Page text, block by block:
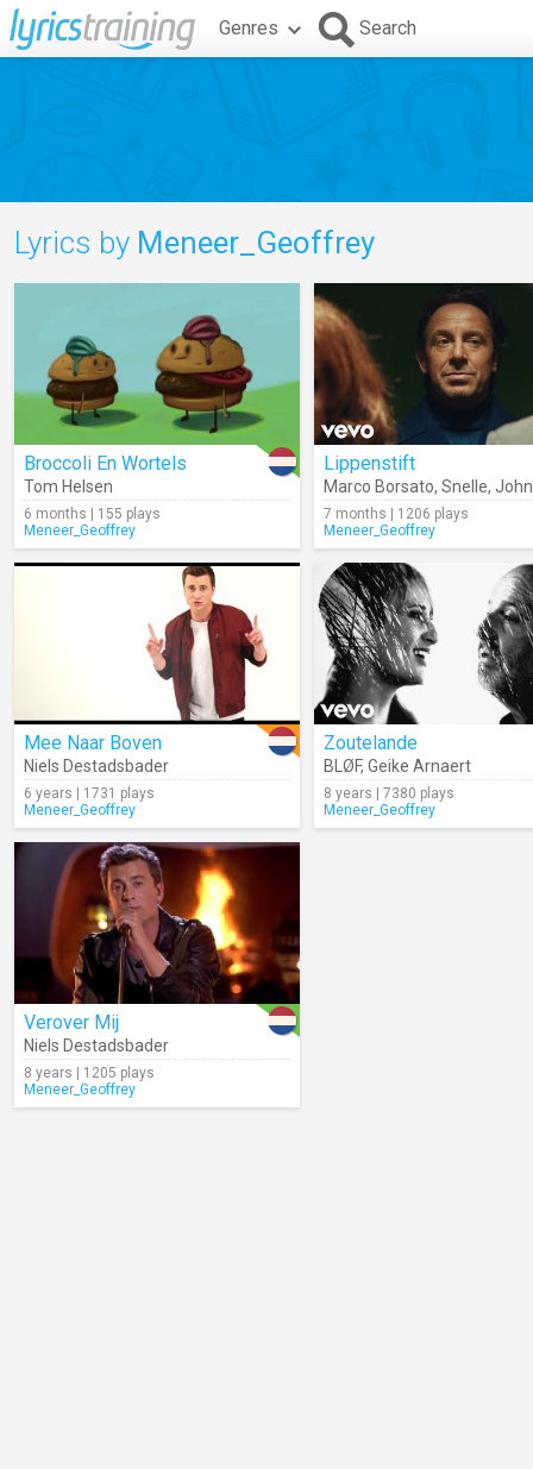
Genres Search
Lyrics by Meneer_Geoffrey
Broccoli En Wortels
Tom Helsen
6 months | 155 plays
Meneer_Geoffrey
Lippenstift
Marco Borsato, Snelle, John
7 months | 1206 plays
Meneer_Geoffrey
Mee Naar Boven
Niels Destadsbader
6 years | 1731 plays
Meneer_Geoffrey
Zoutelande
BLØF, Geike Arnaert
8 years | 7380 plays
Meneer_Geoffrey
Verover Mij
Niels Destadsbader
8 years | 1205 plays
Meneer_Geoffrey